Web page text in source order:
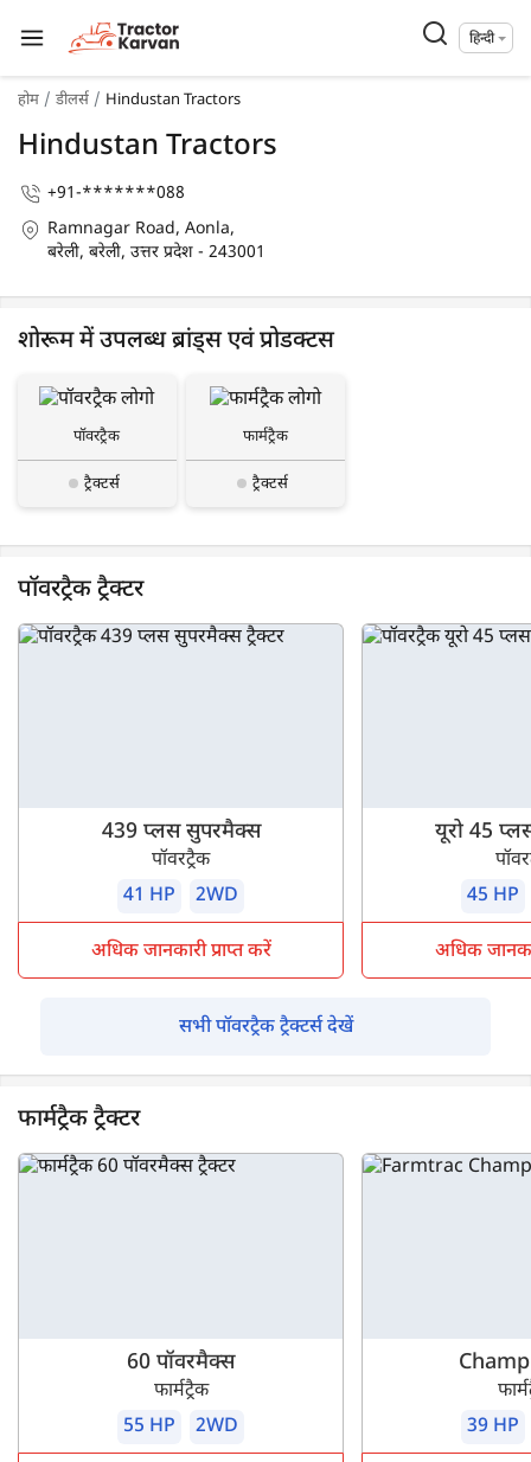
हिन्दी
होम डीलर्स Hindustan Tractors
Hindustan Tractors
+91-*******088
Ramnagar Road, Aonla,
बरेली, बरेली, उत्तर प्रदेश - 243001
शोरूम में उपलब्ध ब्रांड्स एवं प्रोडक्टस
पॉवरट्रैक
ट्रैक्टर्स
फार्मट्रैक
ट्रैक्टर्स
पॉवरट्रैक ट्रैक्टर
439 प्लस सुपरमैक्स
पॉवरट्रैक
41 HP
2WD
अधिक जानकारी प्राप्त करें
यूरो 45
45 HP
अधिक
सभी पॉवरट्रैक ट्रैक्टर्स देखें
फार्मट्रैक ट्रैक्टर
60 पॉवरमैक्स
फार्मट्रैक
55 HP
2WD
39 HP